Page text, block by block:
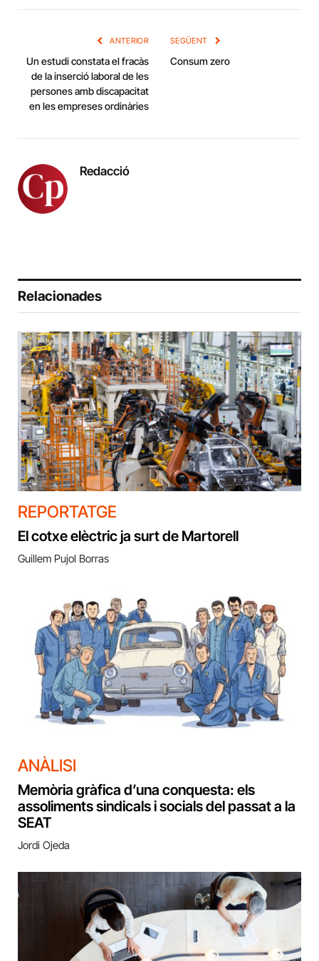
ANTERIOR
Un estudi constata el fracàs
de la inserció laboral de les
persones amb discapacitat
en les empreses ordinàries
SEGÜENT
Consum zero
Redacció
Relacionades
REPORTATGE
El cotxe elèctric ja surt de Martorell
Guillem Pujol Borras
ANÀLISI
Memòria gràfica d’una conquesta: els
assoliments sindicals i socials del passat a la
SEAT
Jordi Ojeda